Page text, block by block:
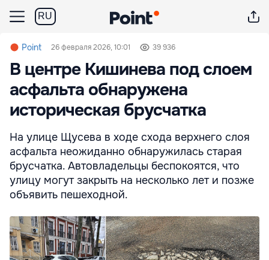
RU
Point 26 февраля 2026, 10:01 39 936
В центре Кишинева под слоем
асфальта обнаружена
историческая брусчатка
На улице Щусева в ходе схода верхнего слоя
асфальта неожиданно обнаружилась старая
брусчатка. Автовладельцы беспокоятся, что
улицу могут закрыть на несколько лет и позже
объявить пешеходной.